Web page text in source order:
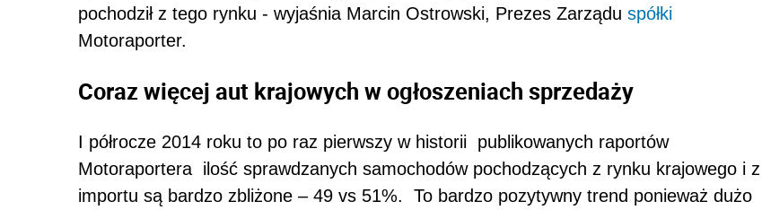
pochodził z tego rynku - wyjaśnia Marcin Ostrowski, Prezes Zarządu spółki
Motoraporter.
Coraz więcej aut krajowych w ogłoszeniach sprzedaży
I półrocze 2014 roku to po raz pierwszy w historii publikowanych raportów
Motoraportera ilość sprawdzanych samochodów pochodzących z rynku krajowego i z
importu są bardzo zbliżone – 49 vs 51%. To bardzo pozytywny trend ponieważ dużo